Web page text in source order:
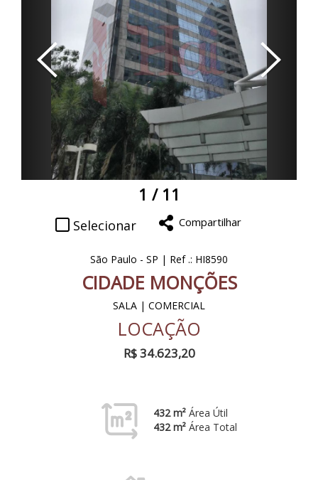
1 / 11
Selecionar Compartilhar
São Paulo - SP | Ref .: HI8590
CIDADE MONÇÕES
SALA | COMERCIAL
LOCAÇÃO
R$ 34.623,20
432 m² Área Útil
432 m² Área Total